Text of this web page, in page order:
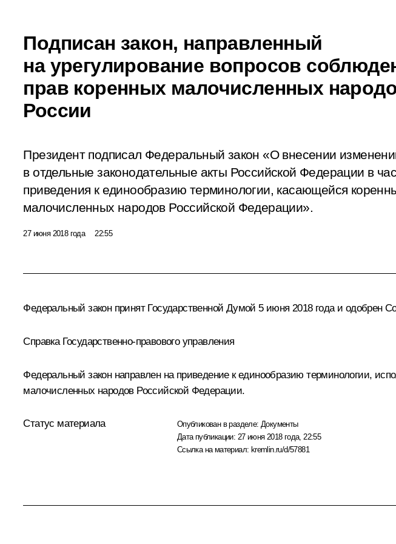
Подписан закон, направленный
на урегулирование вопросов
прав коренных малочисленных
России
Президент подписал Федеральный закон «О внесении
в отдельные законодательные акты Российской Федерации в
приведения к единообразию терминологии, касающейся
малочисленных народов Российской Федерации».
27 июня 2018 года 22:55
Федеральный закон принят Государственной Думой 5 июня 2018 года и одобрен
Справка Государственно-правового управления
Федеральный закон направлен на приведение к единообразию терминологии,
малочисленных народов Российской Федерации.
Статус материала Опубликован в разделе: Документы
Дата публикации: 27 июня 2018 года, 22:55
Ссылка на материал: kremlin.ru/d/57881